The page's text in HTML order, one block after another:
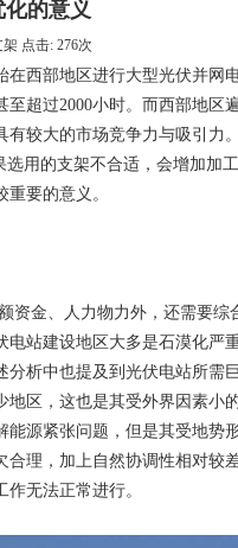
的意义
点击: 276次
西部地区进行大型光伏并网
超过2000小时。而西部地区
较大的市场竞争力与吸引力
用的支架不合适，会增加加
要的意义。
金、人力物力外，还需要综
站建设地区大多是石漠化严
析中也提及到光伏电站所需
区，这也是其受外界因素小
源紧张问题，但是其受地势
理，加上自然协调性相对较
无法正常进行。